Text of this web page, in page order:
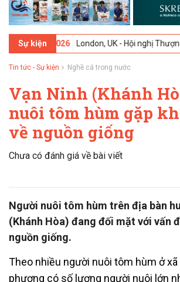
Sự kiện
09-02-2026 London, UK - Hội nghị Thượng
Tin tức - Sự kiện Nghề cá trong nước
Vạn Ninh (Khánh
nuôi tôm hùm gặp
về nguồn giống
Chưa có đánh giá về bài viết
Người nuôi tôm hùm trên địa bàn
(Khánh Hòa) đang đối mặt với vấn
nguồn giống.
Theo nhiều người nuôi tôm hùm ở xã
phương có số lượng người nuôi lớn